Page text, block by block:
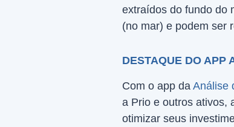
extraídos do fundo do
(no mar) e podem ser
DESTAQUE DO APP
Com o app da Análise
a Prio e outros ativos,
otimizar seus